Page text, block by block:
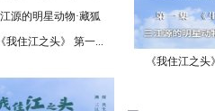
《我住江之头》 第一...
《我住江之头